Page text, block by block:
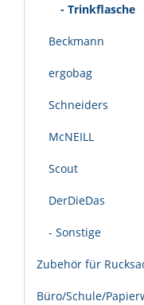
- Trinkflasche
Beckmann
ergobag
Schneiders
McNEILL
Scout
DerDieDas
- Sonstige
Zubehör für
Büro/Schule/